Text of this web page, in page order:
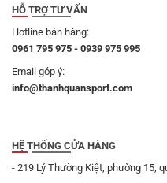
HỖ TRỢ TƯ VẤN
Hotline bán hàng:
0961 795 975 - 0939 975 995
Email góp ý:
info@thanhquansport.com
HỆ THỐNG CỬA HÀNG
- 219 Lý Thường Kiệt, phường 15,